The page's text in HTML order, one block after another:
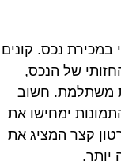
במכירת נכס. קונים
של הנכס,
משתלמת. חשוב
ימחישו את
קצר המציג את